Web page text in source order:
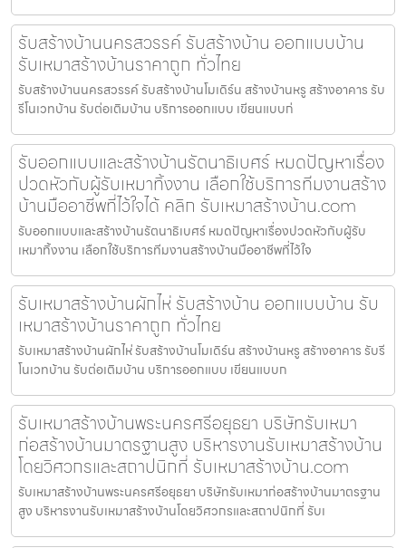
รับสร้างบ้านนครสวรรค์ รับสร้างบ้าน ออกแบบบ้าน
รับเหมาสร้างบ้านราคาถูก ทั่วไทย
รับสร้างบ้านนครสวรรค์ รับสร้างบ้านโมเดิร์น สร้างบ้านหรู สร้างอาคาร รับ
รีโนเวทบ้าน รับต่อเติมบ้าน บริการออกแบบ เขียนแบบก่
รับออกแบบและสร้างบ้านรัตนาธิเบศร์ หมดปัญหาเรื่อง
ปวดหัวกับผู้รับเหมาทิ้งงาน เลือกใช้บริการทีมงานสร้าง
บ้านมืออาชีพที่ไว้ใจได้ คลิก รับเหมาสร้างบ้าน.com
รับออกแบบและสร้างบ้านรัตนาธิเบศร์ หมดปัญหาเรื่องปวดหัวกับผู้รับ
เหมาทิ้งงาน เลือกใช้บริการทีมงานสร้างบ้านมืออาชีพที่ไว้ใจ
รับเหมาสร้างบ้านผักไห่ รับสร้างบ้าน ออกแบบบ้าน รับ
เหมาสร้างบ้านราคาถูก ทั่วไทย
รับเหมาสร้างบ้านผักไห่ รับสร้างบ้านโมเดิร์น สร้างบ้านหรู สร้างอาคาร รับรี
โนเวทบ้าน รับต่อเติมบ้าน บริการออกแบบ เขียนแบบก
รับเหมาสร้างบ้านพระนครศรีอยุธยา บริษัทรับเหมา
ก่อสร้างบ้านมาตรฐานสูง บริหารงานรับเหมาสร้างบ้าน
โดยวิศวกรและสถาปนิกที่ รับเหมาสร้างบ้าน.com
รับเหมาสร้างบ้านพระนครศรีอยุธยา บริษัทรับเหมาก่อสร้างบ้านมาตรฐาน
สูง บริหารงานรับเหมาสร้างบ้านโดยวิศวกรและสถาปนิกที่ รับเ